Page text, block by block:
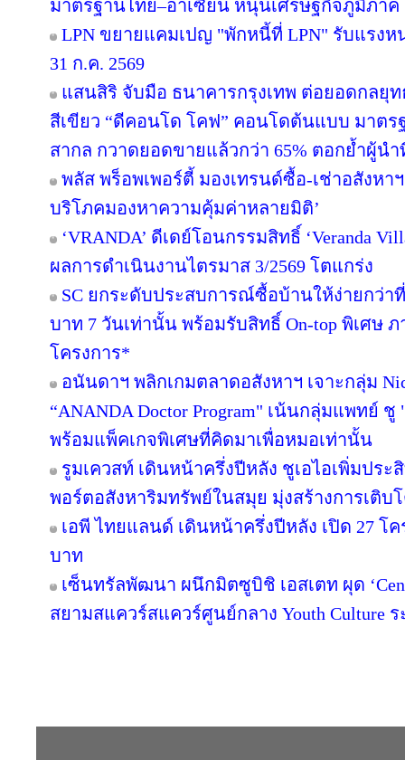
มาตรฐานไทย–อาเซียน หนุนเศรษฐกิจภูมิภาค
LPN ขยายแคมเปญ "พักหนี้ที่ LPN" รับแรง
31 ก.ค. 2569
แสนสิริ จับมือ ธนาคารกรุงเทพ ต่อยอดกลยุ
สีเขียว “ดีคอนโด โคฟ” คอนโดต้นแบบ มาต
สากล กวาดยอดขายแล้วกว่า 65% ตอกย้ำผู้น
พลัส พร็อพเพอร์ตี้ มองเทรนด์ซื้อ-เช่าอสังหา
บริโภคมองหาความคุ้มค่าหลายมิติ’
‘VRANDA’ ดีเดย์โอนกรรมสิทธิ์ ‘Veranda
ผลการดำเนินงานไตรมาส 3/2569 โตแกร่ง
SC ยกระดับประสบการณ์ซื้อบ้านให้ง่ายกว่า
บาท 7 วันเท่านั้น พร้อมรับสิทธิ์ On-top พิเศษ ภ
โครงการ*
อนันดาฯ พลิกเกมตลาดอสังหาฯ เจาะกลุ่ม
“ANANDA Doctor Program" เน้นกลุ่มแพทย์
พร้อมแพ็คเกจพิเศษที่คิดมาเพื่อหมอเท่านั้น
รูมเควสท์ เดินหน้าครึ่งปีหลัง ชูเอไอเพิ่มปร
พอร์ตอสังหาริมทรัพย์ในสมุย มุ่งสร้างการเติ
เอพี ไทยแลนด์ เดินหน้าครึ่งปีหลัง เปิด 27 โ
บาท
เซ็นทรัลพัฒนา ผนึกมิตซูบิชิ เอสเตท ผุด
สยามสแควร์สแควร์ศูนย์กลาง Youth Culture